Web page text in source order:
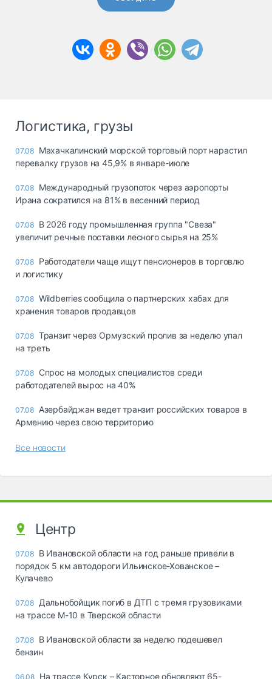
Логистика, грузы
07.08 Махачкалинский морской торговый порт нарастил
перевалку грузов на 45,9% в январе-июле
07.08 Международный грузопоток через аэропорты
Ирана сократился на 81% в весенний период
07.08 В 2026 году промышленная группа "Свеза"
увеличит речные поставки лесного сырья на 25%
07.08 Работодатели чаще ищут пенсионеров в торговлю
и логистику
07.08 Wildberries сообщила о партнерских хабах для
хранения товаров продавцов
07.08 Транзит через Ормузский пролив за неделю упал
на треть
07.08 Спрос на молодых специалистов среди
работодателей вырос на 40%
07.08 Азербайджан ведет транзит российских товаров в
Армению через свою территорию
Все новости
Центр
07.08 В Ивановской области на год раньше привели в
порядок 5 км автодороги Ильинское-Хованское –
Кулачево
07.08 Дальнобойщик погиб в ДТП с тремя грузовиками
на трассе М-10 в Тверской области
07.08 В Ивановской области за неделю подешевел
бензин
06.08 На трассе Курск – Касторное обновляют 65-